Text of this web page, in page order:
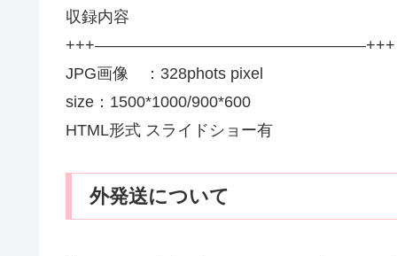
収録内容
+++—————————————————+++
JPG画像 ：328phots pixel
size：1500*1000/900*600
HTML形式 スライドショー有
外発送について